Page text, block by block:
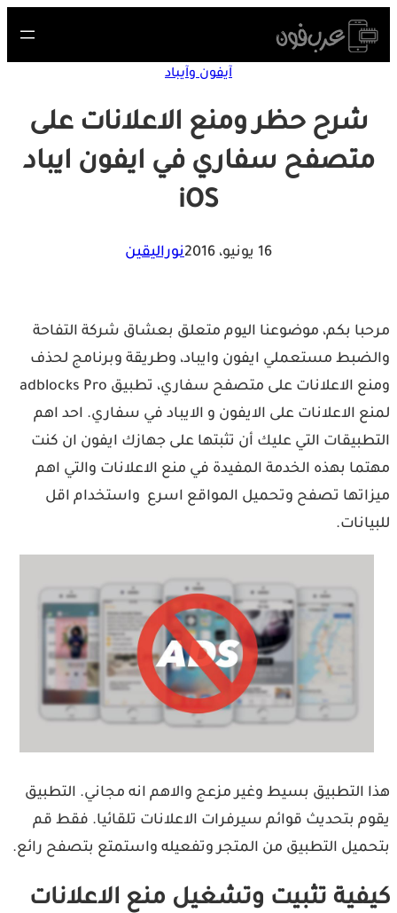
Skip
to
آيفون وآيباد
شرح حظر ومنع الاعلانات على
متصفح سفاري في ايفون ايباد
iOS
16 يونيو، 2016 نوراليقين
مرحبا بكم، موضوعنا اليوم متعلق بعشاق شركة التفاحة
والضبط مستعملي ايفون وايباد، وطريقة وبرنامج لحذف
ومنع الاعلانات على متصفح سفاري، تطبيق adblocks Pro
لمنع الاعلانات على الايفون و الايباد في سفاري. احد اهم
التطبيقات التي عليك أن تثبتها على جهازك ايفون ان كنت
مهتما بهذه الخدمة المفيدة في منع الاعلانات والتي اهم
ميزاتها تصفح وتحميل المواقع اسرع واستخدام اقل
للبيانات.
هذا التطبيق بسيط وغير مزعج والاهم انه مجاني. التطبيق
يقوم بتحديث قوائم سيرفرات الاعلانات تلقائيا. فقط قم
بتحميل التطبيق من المتجر وتفعيله واستمتع بتصفح رائع.
كيفية تثبيت وتشغيل منع الاعلانات